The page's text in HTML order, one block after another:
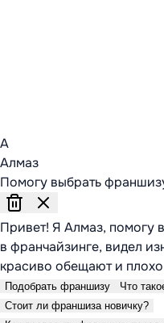
А
Алмаз
Помогу выбрать
Привет! Я Алмаз, помогу
в франчайзинге, видел
красиво обещают и
Подобрать франшизу
Что
Стоит ли франшиза новичку?